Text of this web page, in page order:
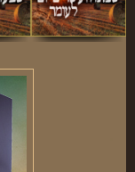
קבלת קהל